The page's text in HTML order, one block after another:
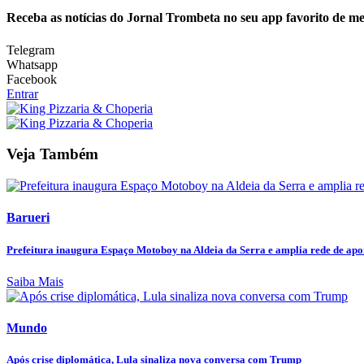
Receba as notícias do Jornal Trombeta no seu app favorito de
Telegram
Whatsapp
Facebook
Entrar
Veja Também
Barueri
Prefeitura inaugura Espaço Motoboy na Aldeia da Serra e amplia rede de
Saiba Mais
Mundo
Após crise diplomática, Lula sinaliza nova conversa com Trump